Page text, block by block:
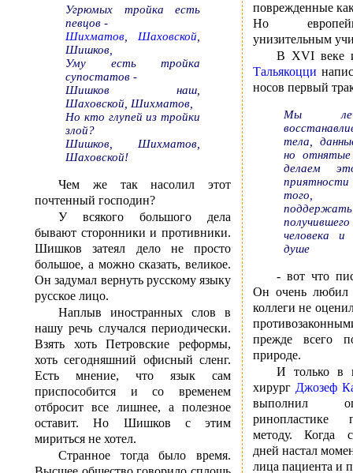
Угрюмых тройка есть
певцов -
Шихматов, Шаховской,
Шишков,
Уму есть тройка
супостатов -
Шишков наш,
Шаховской, Шихматов,
Но кто глупей из тройки
злой?
Шишков, Шихматов,
Шаховской!
Чем же так насолил этот
почтенный господин?
У всякого большого дела
бывают сторонники и противники.
Шишков затеял дело не просто
большое, а можно сказать, великое.
Он задумал вернуть русскому языку
русское лицо.
Наплыв иностранных слов в
нашу речь случался периодически.
Взять хоть Петровские реформы,
хоть сегодняшний офисный сленг.
Есть мнение, что язык сам
приспособится и со временем
отбросит все лишнее, а полезное
оставит. Но Шишков с этим
мириться не хотел.
Странное тогда было время.
поврежденные
Но
унизительным
В XVI веке
Тальякоцци
носов первый
Мы
тела,
но
делаем
того,
человека и
душе
- вот что
Он очень любил
коллеги не
прежде всего
природе.
И только в
хирург Джозеф
выполнил
ринопластике
методу. Когда
дней настал
лица пациента и